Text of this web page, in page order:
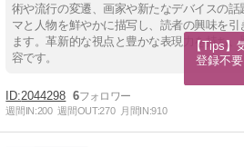
術や流行の変遷、画家や新たなデバイスの
マと人物を鮮やかに描写し、読者の興味を
ます。革新的な視点と豊かな表現力を持ち、
容です。
2044298 6
週間IN:200 週間OUT:270 月間IN:910
【Tips】
登録不